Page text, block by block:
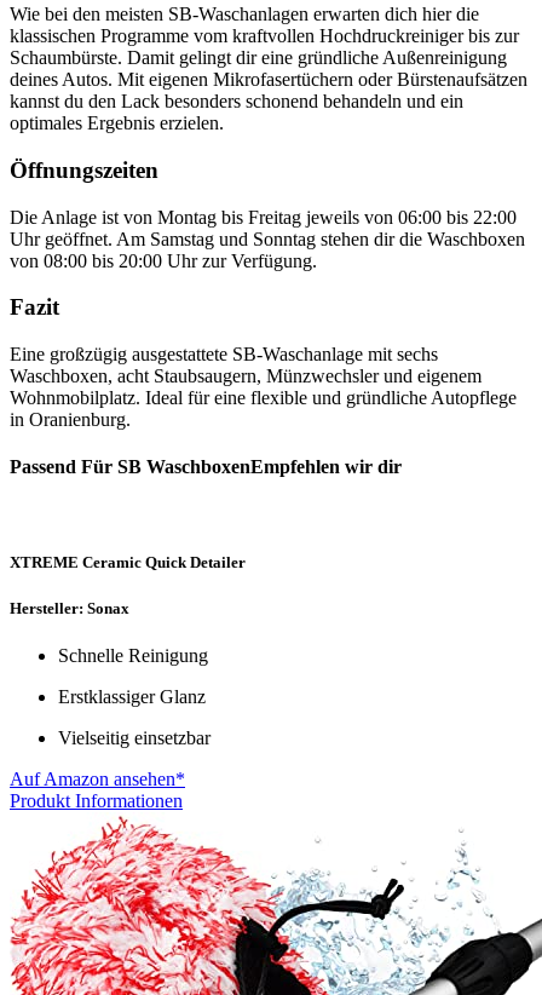
Wie bei den meisten SB-Waschanlagen erwarten dich hier die
klassischen Programme vom kraftvollen Hochdruckreiniger bis zur
Schaumbürste. Damit gelingt dir eine gründliche Außenreinigung
deines Autos. Mit eigenen Mikrofasertüchern oder Bürstenaufsätzen
kannst du den Lack besonders schonend behandeln und ein
optimales Ergebnis erzielen.
Öffnungszeiten
Die Anlage ist von Montag bis Freitag jeweils von 06:00 bis 22:00
Uhr geöffnet. Am Samstag und Sonntag stehen dir die Waschboxen
von 08:00 bis 20:00 Uhr zur Verfügung.
Fazit
Eine großzügig ausgestattete SB-Waschanlage mit sechs
Waschboxen, acht Staubsaugern, Münzwechsler und eigenem
Wohnmobilplatz. Ideal für eine flexible und gründliche Autopflege
in Oranienburg.
Passend Für SB WaschboxenEmpfehlen wir dir
XTREME Ceramic Quick Detailer
Hersteller: Sonax
Schnelle Reinigung
Erstklassiger Glanz
Vielseitig einsetzbar
Auf Amazon ansehen*
Produkt Informationen